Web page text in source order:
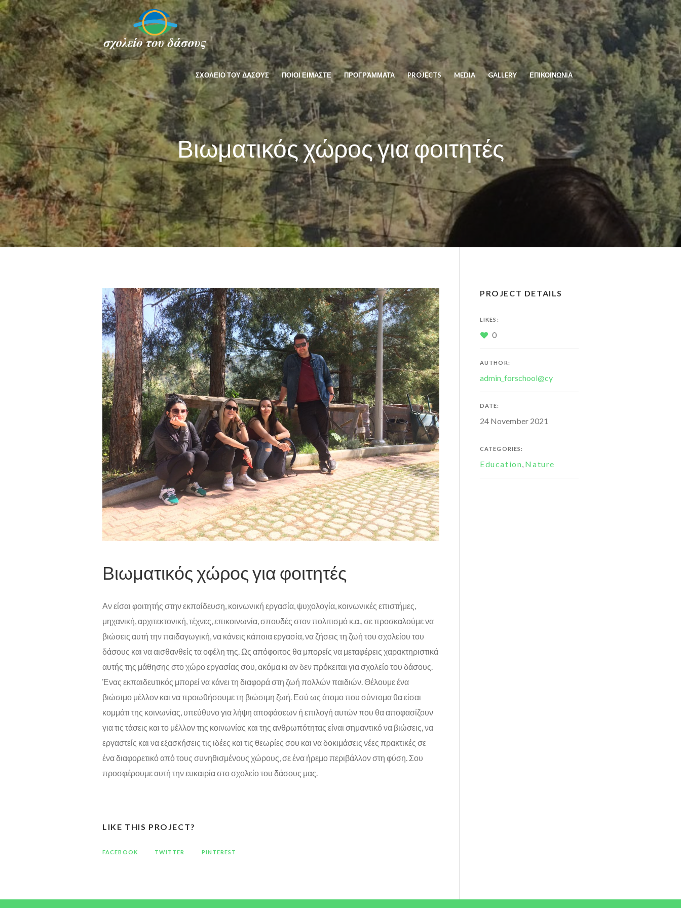
ΣΧΟΛΕΙΟ ΤΟΥ ΔΑΣΟΥΣ ΠΟΙΟΙ ΕΙΜΑΣΤΕ ΠΡΟΓΡΆΜΜΑΤΑ PROJECTS MEDIA GALLERY ΕΠΙΚΟΙΝΩΝΙΑ
Βιωματικός χώρος για φοιτητές
Βιωματικός χώρος για φοιτητές
Αν είσαι φοιτητής στην εκπαίδευση, κοινωνική εργασία, ψυχολογία, κοινωνικές επιστήμες,
μηχανική, αρχιτεκτονική, τέχνες, επικοινωνία, σπουδές στον πολιτισμό κ.α., σε προσκαλούμε να
βιώσεις αυτή την παιδαγωγική, να κάνεις κάποια εργασία, να ζήσεις τη ζωή του σχολείου του
δάσους και να αισθανθείς τα οφέλη της. Ως απόφοιτος θα μπορείς να μεταφέρεις χαρακτηριστικά
αυτής της μάθησης στο χώρο εργασίας σου, ακόμα κι αν δεν πρόκειται για σχολείο του δάσους.
Ένας εκπαιδευτικός μπορεί να κάνει τη διαφορά στη ζωή πολλών παιδιών. Θέλουμε ένα
βιώσιμο μέλλον και να προωθήσουμε τη βιώσιμη ζωή. Εσύ ως άτομο που σύντομα θα είσαι
κομμάτι της κοινωνίας, υπεύθυνο για λήψη αποφάσεων ή επιλογή αυτών που θα αποφασίζουν
για τις τάσεις και το μέλλον της κοινωνίας και της ανθρωπότητας είναι σημαντικό να βιώσεις, να
εργαστείς και να εξασκήσεις τις ιδέες και τις θεωρίες σου και να δοκιμάσεις νέες πρακτικές σε
ένα διαφορετικό από τους συνηθισμένους χώρους, σε ένα ήρεμο περιβάλλον στη φύση. Σου
προσφέρουμε αυτή την ευκαιρία στο σχολείο του δάσους μας.
LIKE THIS PROJECT?
FACEBOOK TWITTER PINTEREST
PROJECT DETAILS
LIKES:
0
AUTHOR:
admin_forschool@cy
DATE:
24 November 2021
CATEGORIES:
Education, Nature